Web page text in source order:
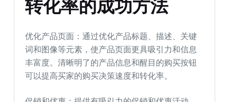
转化率的成功方法
优化产品页面：通过优化产品标题、描述、关键
词和图像等元素，使产品页面更具吸引力和信息
丰富度。清晰明了的产品信息和醒目的购买按钮
可以提高买家的购买决策速度和转化率。